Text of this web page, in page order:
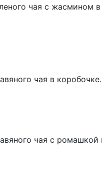
чая с жасмином в
чая в коробочке.
чая с ромашкой